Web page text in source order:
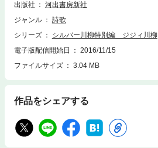
出版社
河出書房新社
ジャンル
詩歌
シリーズ
シルバー川柳特別編 ジジィ川柳
電子版配信開始日
2016/11/15
ファイルサイズ
3.04 MB
作品をシェアする